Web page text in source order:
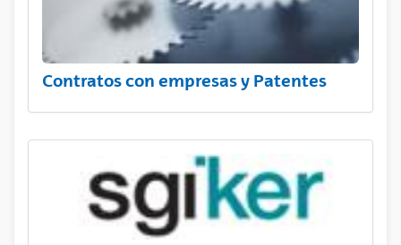
Contratos con empresas y Patentes